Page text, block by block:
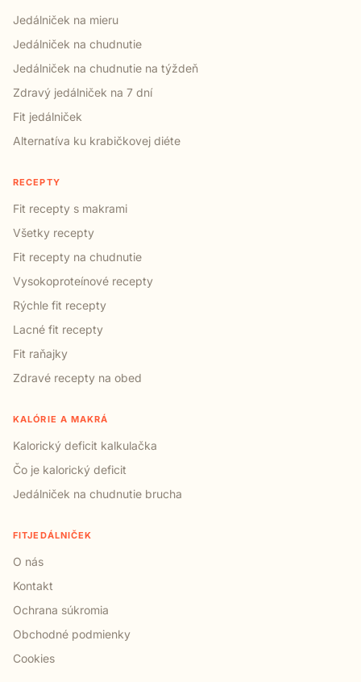
Jedálniček na mieru
Jedálniček na chudnutie
Jedálniček na chudnutie na týždeň
Zdravý jedálniček na 7 dní
Fit jedálniček
Alternatíva ku krabičkovej diéte
RECEPTY
Fit recepty s makrami
Všetky recepty
Fit recepty na chudnutie
Vysokoproteínové recepty
Rýchle fit recepty
Lacné fit recepty
Fit raňajky
Zdravé recepty na obed
KALÓRIE A MAKRÁ
Kalorický deficit kalkulačka
Čo je kalorický deficit
Jedálniček na chudnutie brucha
FITJEDÁLNIČEK
O nás
Kontakt
Ochrana súkromia
Obchodné podmienky
Cookies